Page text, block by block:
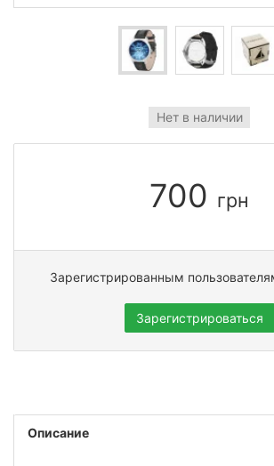
Нет в наличии
700 грн
Зарегистрированным
Зарегистрироваться
Описание